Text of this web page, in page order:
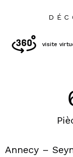
visite
Annecy –